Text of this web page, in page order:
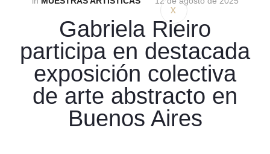
X
Gabriela Rieiro
participa en destacada
exposición colectiva
de arte abstracto en
Buenos Aires